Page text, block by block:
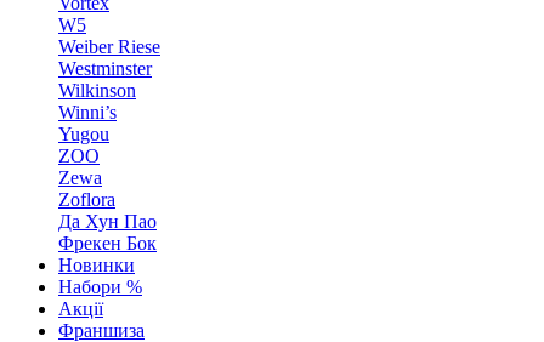
W5
Weiber Riese
Westminster
Wilkinson
Winni’s
Yugou
ZOO
Zewa
Zoflora
Да Хун Пао
Фрекен Бок
Новинки
Набори %
Акції
Франшиза